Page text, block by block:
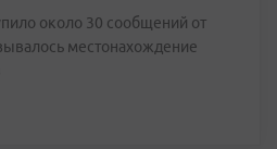
около 30 сообщений от
местонахождение